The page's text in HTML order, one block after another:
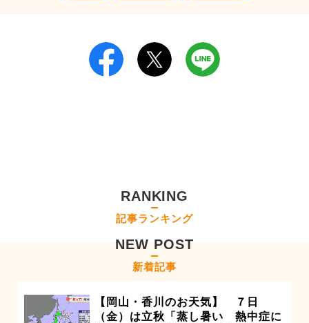
RANKING
記事ランキング
NEW POST
新着記事
【岡山・香川のお天気】 ７日
（金）は立秋「蒸し暑い 熱中症に